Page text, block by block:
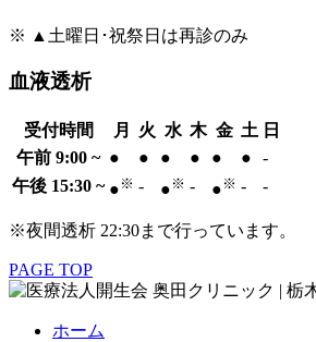
※ ▲土曜日･祝祭日は再診のみ
血液透析
受付時間 月 火 水 木 金 土 日
午前 9:00 ~ ● ● ● ● ● ●
-
午後 15:30 ~ ● ※ - ● ※ - ● ※ - -
※夜間透析 22:30まで行っています。
PAGE TOP
ホーム